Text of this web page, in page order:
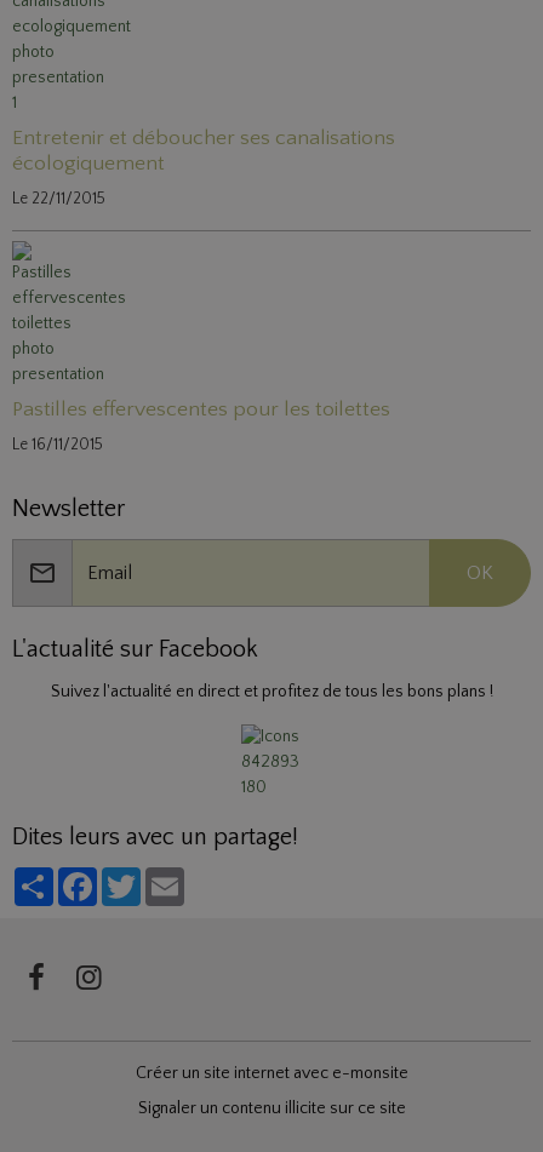
Entretenir et déboucher ses canalisations
écologiquement
Le 22/11/2015
Pastilles effervescentes pour les toilettes
Le 16/11/2015
Newsletter
OK
L'actualité sur Facebook
Suivez l'actualité en direct et profitez de tous les bons plans !
Dites leurs avec un partage!
PartagerFacebookTwitter
Créer un site internet avec e-monsite
Signaler un contenu illicite sur ce site